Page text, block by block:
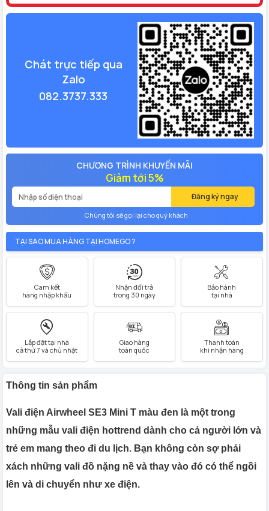
Chát trực tiếp qua
Zalo
082.3737.333
CHƯƠNG TRÌNH KHUYẾN MÃI
Giảm tới 5%
Đăng ký ngay
Chúng tôi sẽ gọi lại cho quý khách
TẠI SAO MUA HÀNG TẠI HOMEGO ?
Cam kết
hàng nhập khẩu
Nhận đổi trả
trong 30 ngày
Bảo hành
tại nhà
Lắp đặt tại nhà
cả thứ 7 và chủ nhật
Giao hàng
toàn quốc
Thanh toán
khi nhận hàng
Thông tin sản phẩm
Vali điện Airwheel SE3 Mini T màu đen là một trong
những mẫu vali điện hottrend dành cho cả người lớn và
trẻ em mang theo đi du lịch. Bạn không còn sợ phải
xách những vali đồ nặng nề và thay vào đó có thể ngồi
lên và di chuyển như xe điện.